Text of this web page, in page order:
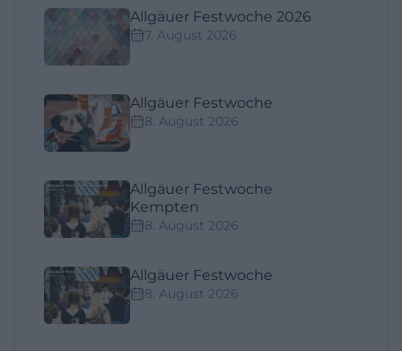
Allgäuer Festwoche 2026
7. August 2026
Allgäuer Festwoche
8. August 2026
Allgäuer Festwoche
Kempten
8. August 2026
Allgäuer Festwoche
8. August 2026